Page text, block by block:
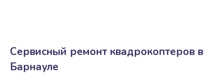
1200 руб.
Сервисный ремонт квадрокоптеров в
Барнауле